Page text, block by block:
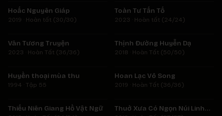
★0.0
Hoắc Nguyên Giáp
2019 · Hoàn tất (30/30)
★6.0
Toàn Tư Tấn Tổ
2023 · Hoàn tất (24/24)
★ 7.7
Hoàn Tất (36/36)
Vân Tương Truyện
2023 · Hoàn Tất (36/36)
Hoàn Tất (50/50)
Thịnh Đường Huyễn Dạ
2018 · Hoàn Tất (50/50)
★7.4
Huyền thoại mùa thu
1994 · Tập 55
Hoàn Tất (36/36)
Hoan Lạc Vô Song
2019 · Hoàn Tất (36/36)
★6.7
Thiếu Niên Giang Hồ Vật Ngữ ★6.4
Hoàn Tất (57/57)
Thuở Xưa Có Ngọn Núi Linh